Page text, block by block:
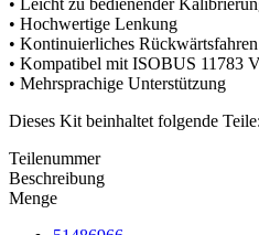
• Leicht zu bedienender
• Hochwertige Lenkung
• Kontinuierliches Rückwärtsfahren
• Kompatibel mit ISOBUS 11783
• Mehrsprachige Unterstützung
Dieses Kit beinhaltet folgende Teile:
Teilenummer
Beschreibung
Menge